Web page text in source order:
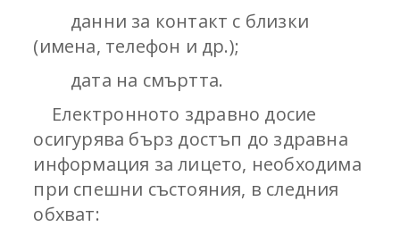
данни за контакт с близки
(имена, телефон и др.);
дата на смъртта.
Електронното здравно досие
осигурява бърз достъп до здравна
информация за лицето, необходима
при спешни състояния, в следния
обхват: